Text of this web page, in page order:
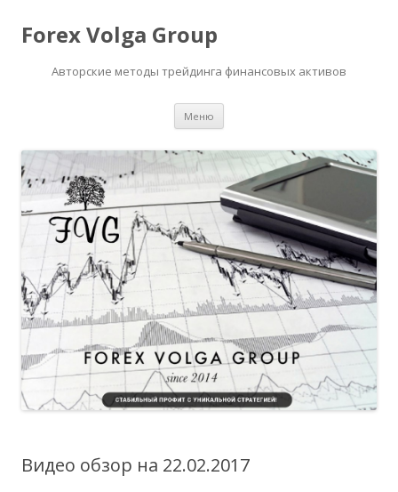
Forex Volga Group
Авторские методы трейдинга финансовых активов
Меню
Видео обзор на 22.02.2017